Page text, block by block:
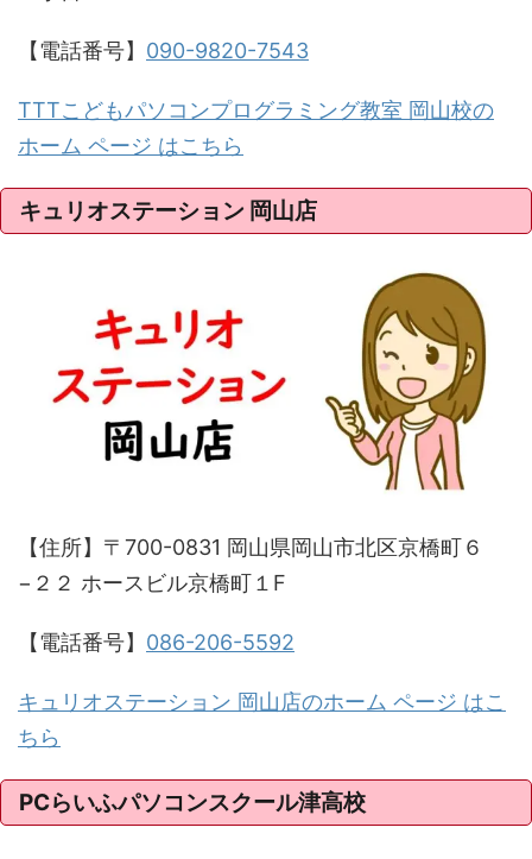
【電話番号】 090-9820-7543
TTTこどもパソコンプログラミング教室 岡山校の
ホーム ページ はこちら
キュリオステーション 岡山店
【住所】〒700-0831 岡山県岡山市北区京橋町６
−２２ ホースビル京橋町１F
【電話番号】 086-206-5592
キュリオステーション 岡山店のホーム ページ はこ
ちら
PCらいふパソコンスクール津高校